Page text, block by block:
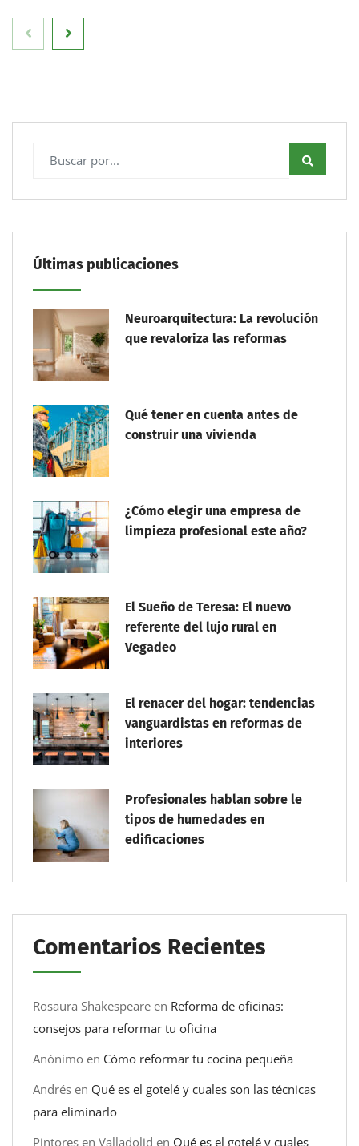
Últimas publicaciones
Neuroarquitectura: La revolución
que revaloriza las reformas
Qué tener en cuenta antes de
construir una vivienda
¿Cómo elegir una empresa de
limpieza profesional este año?
El Sueño de Teresa: El nuevo
referente del lujo rural en
Vegadeo
El renacer del hogar: tendencias
vanguardistas en reformas de
interiores
Profesionales hablan sobre le
tipos de humedades en
edificaciones
Comentarios Recientes
Rosaura Shakespeare en Reforma de oficinas:
consejos para reformar tu oficina
Anónimo en Cómo reformar tu cocina pequeña
Andrés en Qué es el gotelé y cuales son las técnicas
para eliminarlo
Pintores en Valladolid en Qué es el gotelé y cuales